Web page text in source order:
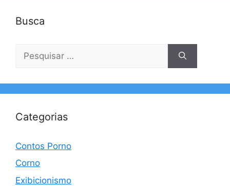
Busca
por:
Categorias
Contos Porno
Corno
Exibicionismo